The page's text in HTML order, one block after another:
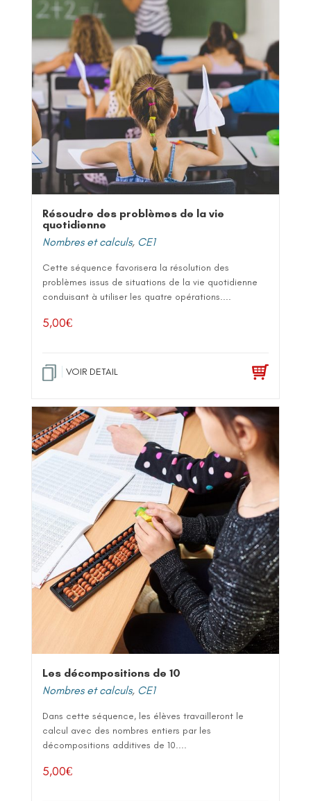
Résoudre des problèmes de la vie
quotidienne
Nombres et calculs, CE1
Cette séquence favorisera la résolution des
problèmes issus de situations de la vie quotidienne
conduisant à utiliser les quatre opérations....
5,00€
VOIR DETAIL
Les décompositions de 10
Nombres et calculs, CE1
Dans cette séquence, les élèves travailleront le
calcul avec des nombres entiers par les
décompositions additives de 10....
5,00€